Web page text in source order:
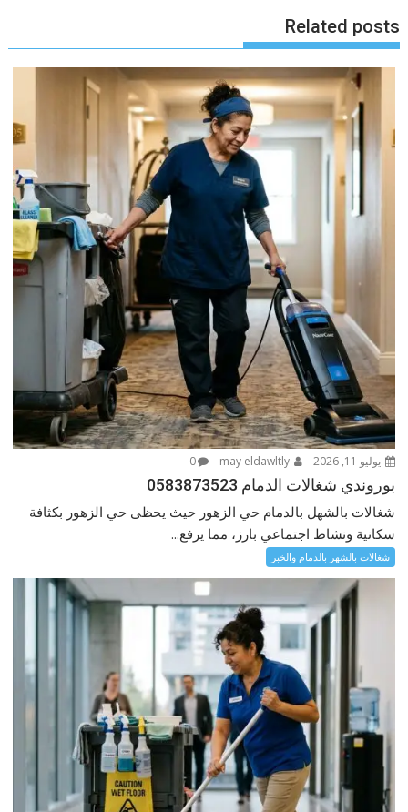
Related posts
يوليو 11, 2026 may eldawltly
0
بوروندي شغالات الدمام 0583873523
شغالات بالشهل بالدمام حي الزهور حيث يحظى حي الزهور بكثافة
سكانية ونشاط اجتماعي بارز، مما يرفع...
شغالات بالشهر بالدمام والخبر